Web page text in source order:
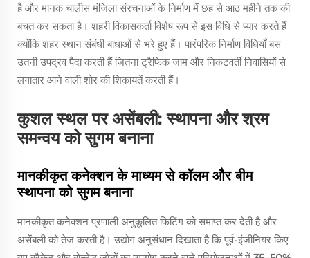
है और मानक चालीस मंजिला संरचनाओं के निर्माण में छह से आठ महीने तक की
बचत कर सकता है। शहरी विकासकर्ता विशेष रूप से इस विधि से प्यार करते हैं
क्योंकि शहर स्थान संबंधी बाधाओं से भरे हुए हैं। पारंपरिक निर्माण विधियाँ बस
उतनी उपद्रव पैदा करती हैं जितना ट्रैफिक जाम और निकटवर्ती निवासियों से
लगातार आने वाली शोर की शिकायतें करती हैं।
कुशल स्थल पर असेंबली: स्थापना और श्रम
समन्वय को सुगम बनाना
मानकीकृत कनेक्शन के माध्यम से कॉलम और बीम
स्थापना को सुगम बनाना
मानकीकृत कनेक्शन प्रणाली अनुकूलित फिटिंग को समाप्त कर देती है और
असेंबली को तेज करती है। उद्योग अनुसंधान दिखाता है कि पूर्व-इंजीनियर किए